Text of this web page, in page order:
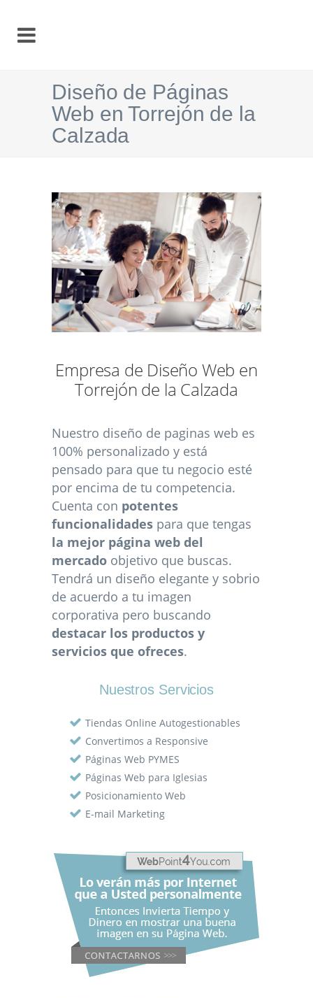
Diseño de Páginas
Web en Torrejón de la
Calzada
Empresa de Diseño Web en
Torrejón de la Calzada
Nuestro diseño de paginas web es
100% personalizado y está
pensado para que tu negocio esté
por encima de tu competencia.
Cuenta con potentes
funcionalidades para que tengas
la mejor página web del
mercado objetivo que buscas.
Tendrá un diseño elegante y sobrio
de acuerdo a tu imagen
corporativa pero buscando
destacar los productos y
servicios que ofreces.
Nuestros Servicios
Tiendas Online Autogestionables
Convertimos a Responsive
Páginas Web PYMES
Páginas Web para Iglesias
Posicionamiento Web
E-mail Marketing